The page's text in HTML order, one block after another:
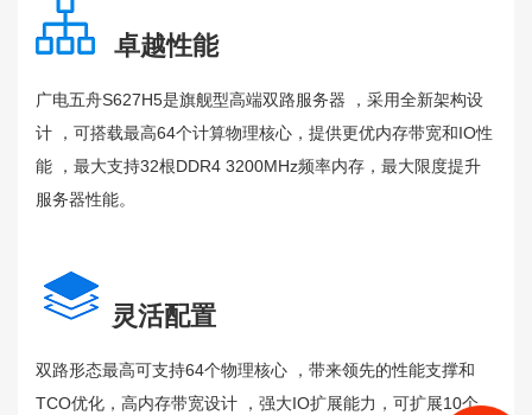
卓越性能
广电五舟S627H5是旗舰型高端双路服务器 ，采用全新架构设
计 ，可搭载最高64个计算物理核心，提供更优内存带宽和IO性
能 ，最大支持32根DDR4 3200MHz频率内存，最大限度提升
服务器性能。
灵活配置
双路形态最高可支持64个物理核心 ，带来领先的性能支撑和
TCO优化，高内存带宽设计 ，强大IO扩展能力，可扩展10个